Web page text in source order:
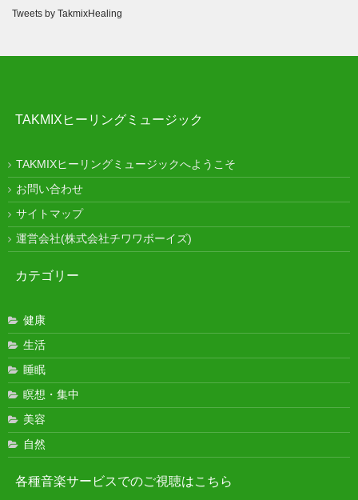
Tweets by TakmixHealing
TAKMIXヒーリングミュージック
TAKMIXヒーリングミュージックへようこそ
お問い合わせ
サイトマップ
運営会社(株式会社チワワボーイズ)
カテゴリー
健康
生活
睡眠
瞑想・集中
美容
自然
各種音楽サービスでのご視聴はこちら